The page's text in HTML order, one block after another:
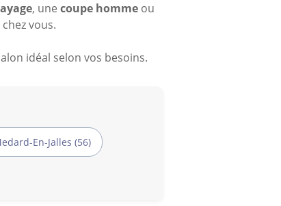
, une coupe homme ou
vous.
idéal selon vos besoins.
En-Jalles (56)